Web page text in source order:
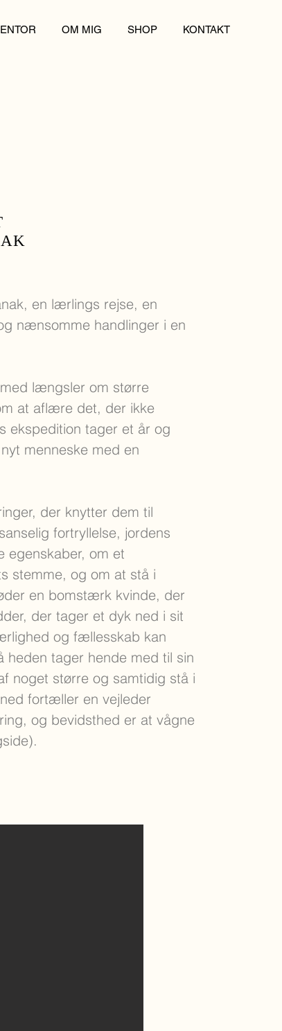
OM MIG SHOP KONTAKT
en lærlings rejse, en
nænsomme handlinger i en
længsler om større
at aflære det, der ikke
ekspedition tager et år og
menneske med en
der knytter dem til
fortryllelse, jordens
egenskaber, om et
stemme, og om at stå i
en bomstærk kvinde, der
der tager et dyk ned i sit
og fællesskab kan
heden tager hende med til sin
noget større og samtidig stå i
fortæller en vejleder
og bevidsthed er at vågne